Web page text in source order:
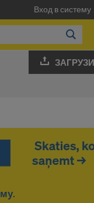
Вход в систему
.